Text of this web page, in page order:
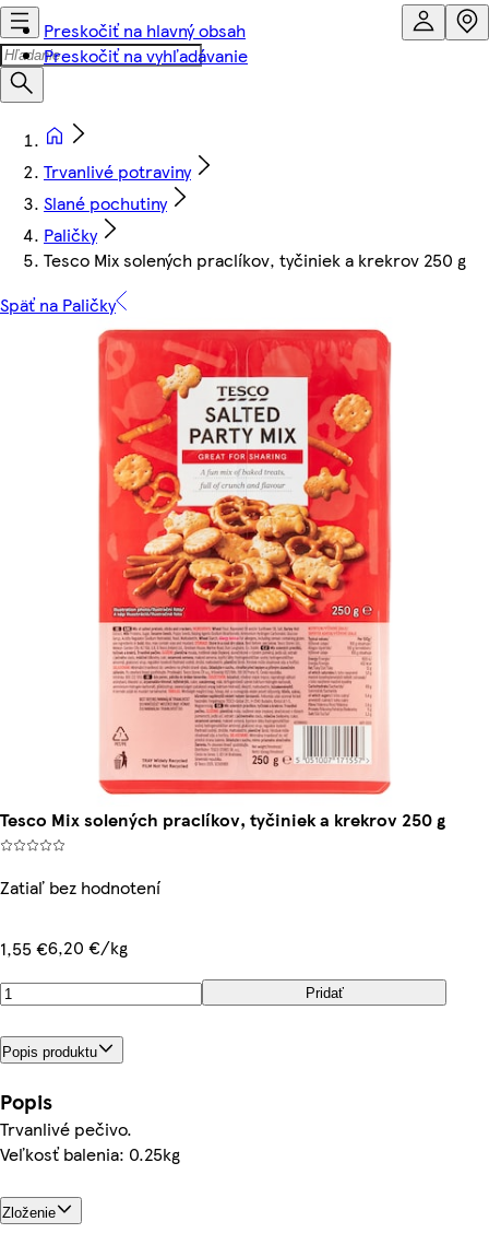
Preskočiť na hlavný obsah
Preskočiť na vyhľadávanie
Trvanlivé potraviny
Slané pochutiny
Paličky
Tesco Mix solených praclíkov, tyčiniek a krekrov 250 g
Späť na Paličky
Tesco Mix solených praclíkov, tyčiniek a krekrov 250 g
Zatiaľ bez hodnotení
1,55 €6,20 €/kg
Pridať
Popis produktu
Popis
Trvanlivé pečivo.
Veľkosť balenia: 0.25kg
Zloženie